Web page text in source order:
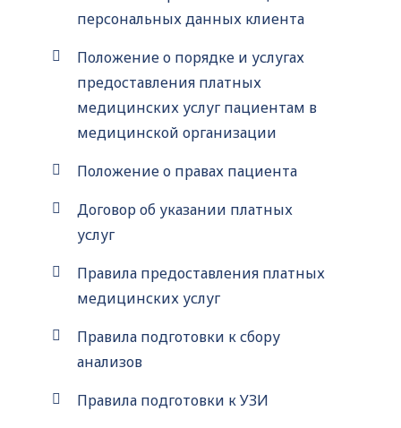
персональных данных клиента
Положение о порядке и услугах
предоставления платных
медицинских услуг пациентам в
медицинской организации
Положение о правах пациента
Договор об указании платных
услуг
Правила предоставления платных
медицинских услуг
Правила подготовки к сбору
анализов
Правила подготовки к УЗИ